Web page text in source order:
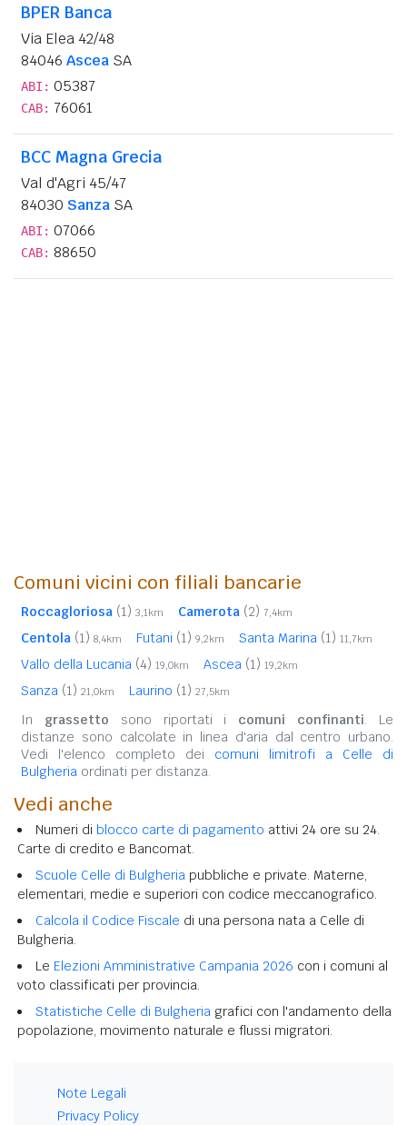
BPER Banca
Via Elea 42/48
84046 Ascea SA
ABI: 05387
CAB: 76061
BCC Magna Grecia
Val d'Agri 45/47
84030 Sanza SA
ABI: 07066
CAB: 88650
Comuni vicini con filiali bancarie
Roccagloriosa (1) 3,1km Camerota (2) 7,4km
Centola (1) 8,4km Futani (1) 9,2km Santa Marina (1) 11,7km
Vallo della Lucania (4) 19,0km Ascea (1) 19,2km
Sanza (1) 21,0km Laurino (1) 27,5km
In grassetto sono riportati i comuni confinanti. Le
distanze sono calcolate in linea d'aria dal centro urbano.
Vedi l'elenco completo dei comuni limitrofi a Celle di
Bulgheria ordinati per distanza.
Vedi anche
Numeri di blocco carte di pagamento attivi 24 ore su 24.
Carte di credito e Bancomat.
Scuole Celle di Bulgheria pubbliche e private. Materne,
elementari, medie e superiori con codice meccanografico.
Calcola il Codice Fiscale di una persona nata a Celle di
Bulgheria.
Le Elezioni Amministrative Campania 2026 con i comuni al
voto classificati per provincia.
Statistiche Celle di Bulgheria grafici con l'andamento della
popolazione, movimento naturale e flussi migratori.
Note Legali
Privacy Policy